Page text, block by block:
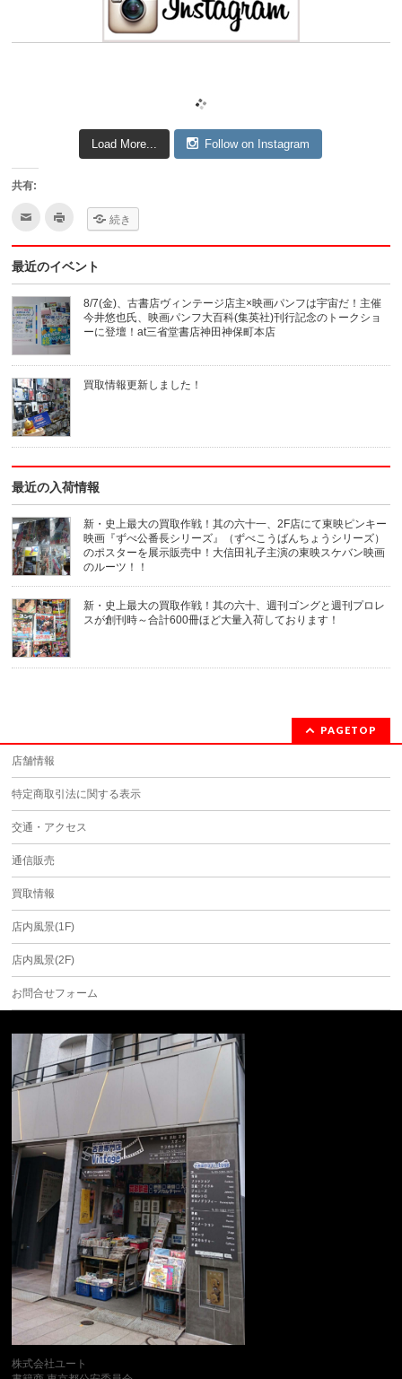
Load More... Follow on Instagram
共有:
ク
し
て
へ
メ
ー
ル
で
送
信
(新
し
い
ウ
ィ
ン
ド
ウ
で
き
ま
す)
ク
し
て
(新
し
い
ウ
ィ
ン
ド
ウ
で
開
き
ま
す)
続き
最近のイベント
8/7(金)、古書店ヴィンテージ店主×映画パンフは宇宙だ！主催
今井悠也氏、映画パンフ大百科(集英社)刊行記念のトークショ
ーに登壇！at三省堂書店神田神保町本店
買取情報更新しました！
最近の入荷情報
新・史上最大の買取作戦！其の六十一、2F店にて東映ピンキー
映画『ずべ公番長シリーズ』（ずべこうばんちょうシリーズ）
のポスターを展示販売中！大信田礼子主演の東映スケバン映画
のルーツ！！
新・史上最大の買取作戦！其の六十、週刊ゴングと週刊プロレ
スが創刊時～合計600冊ほど大量入荷しております！
PAGETOP
店舗情報
特定商取引法に関する表示
交通・アクセス
通信販売
買取情報
店内風景(1F)
店内風景(2F)
お問合せフォーム
株式会社ユート